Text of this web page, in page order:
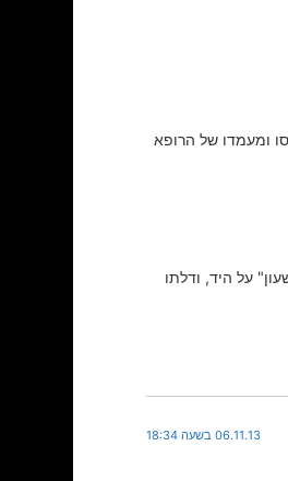
ומעמדו של הרופא
על היד, ודלתו
06.11.13 בשעה 18:34